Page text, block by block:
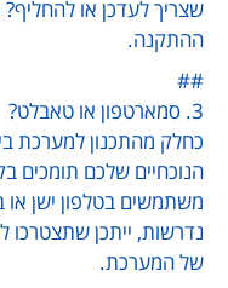
שצריך לעדכן או
ההתקנה.
##
3. סמארטפון או טאבלט?
כחלק מהתכנון למערכת
הנוכחיים שלכם תומכים
משתמשים בטלפון ישן או
של המערכת.